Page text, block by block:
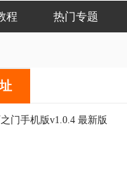
程 热门专题